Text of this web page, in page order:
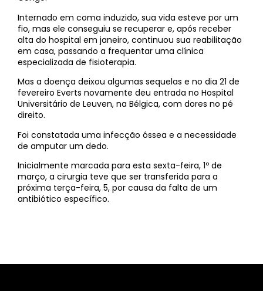
Internado em coma induzido, sua vida esteve por um
fio, mas ele conseguiu se recuperar e, após receber
alta do hospital em janeiro, continuou sua reabilitação
em casa, passando a frequentar uma clínica
especializada de fisioterapia.
Mas a doença deixou algumas sequelas e no dia 21 de
fevereiro Everts novamente deu entrada no Hospital
Universitário de Leuven, na Bélgica, com dores no pé
direito.
Foi constatada uma infecção óssea e a necessidade
de amputar um dedo.
Inicialmente marcada para esta sexta-feira, 1º de
março, a cirurgia teve que ser transferida para a
próxima terça-feira, 5, por causa da falta de um
antibiótico específico.